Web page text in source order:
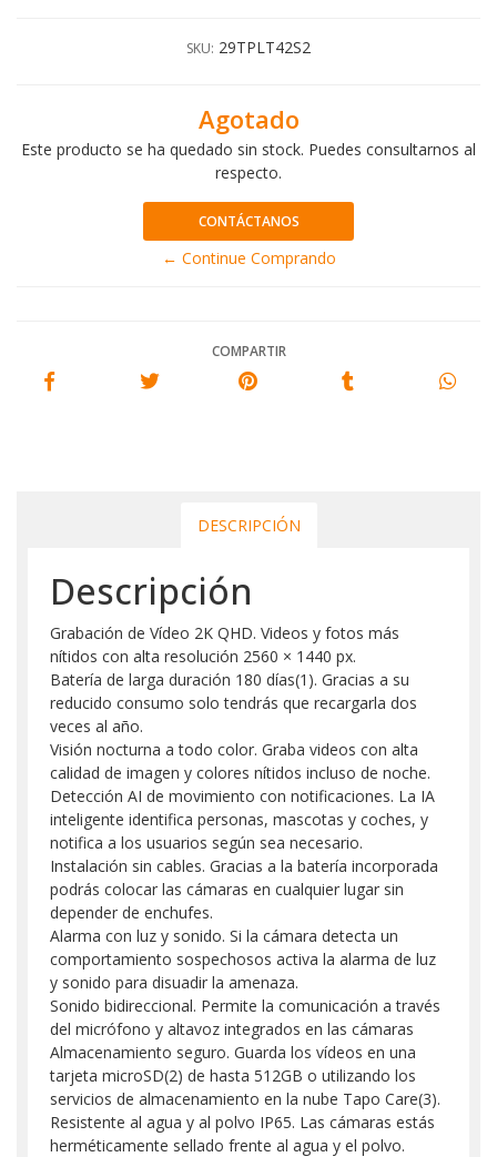
SKU: 29TPLT42S2
Agotado
Este producto se ha quedado sin stock. Puedes consultarnos al
respecto.
CONTÁCTANOS
← Continue Comprando
COMPARTIR
DESCRIPCIÓN
Descripción
Grabación de Vídeo 2K QHD. Videos y fotos más
nítidos con alta resolución 2560 × 1440 px.
Batería de larga duración 180 días(1). Gracias a su
reducido consumo solo tendrás que recargarla dos
veces al año.
Visión nocturna a todo color. Graba videos con alta
calidad de imagen y colores nítidos incluso de noche.
Detección AI de movimiento con notificaciones. La IA
inteligente identifica personas, mascotas y coches, y
notifica a los usuarios según sea necesario.
Instalación sin cables. Gracias a la batería incorporada
podrás colocar las cámaras en cualquier lugar sin
depender de enchufes.
Alarma con luz y sonido. Si la cámara detecta un
comportamiento sospechosos activa la alarma de luz
y sonido para disuadir la amenaza.
Sonido bidireccional. Permite la comunicación a través
del micrófono y altavoz integrados en las cámaras
Almacenamiento seguro. Guarda los vídeos en una
tarjeta microSD(2) de hasta 512GB o utilizando los
servicios de almacenamiento en la nube Tapo Care(3).
Resistente al agua y al polvo IP65. Las cámaras estás
herméticamente sellado frente al agua y el polvo.